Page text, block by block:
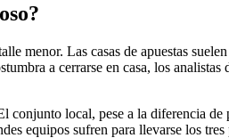
menor. Las casas de apuestas
a cerrarse en casa, los
local, pese a la diferencia
equipos sufren para llevarse los tres